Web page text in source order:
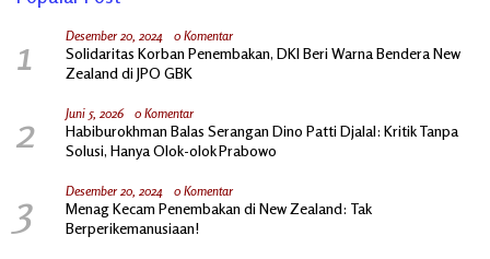
1 Desember 20, 2024 0 Komentar
Solidaritas Korban Penembakan, DKI Beri Warna Bendera New
Zealand di JPO GBK
2 Juni 5, 2026 0 Komentar
Habiburokhman Balas Serangan Dino Patti Djalal: Kritik Tanpa
Solusi, Hanya Olok-olok Prabowo
3 Desember 20, 2024 0 Komentar
Menag Kecam Penembakan di New Zealand: Tak
Berperikemanusiaan!